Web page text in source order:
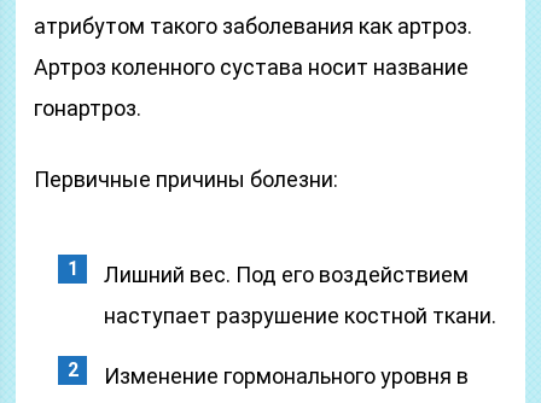
атрибутом такого заболевания как артроз.
Артроз коленного сустава носит название
гонартроз.
Первичные причины болезни:
Лишний вес. Под его воздействием
наступает разрушение костной ткани.
Изменение гормонального уровня в